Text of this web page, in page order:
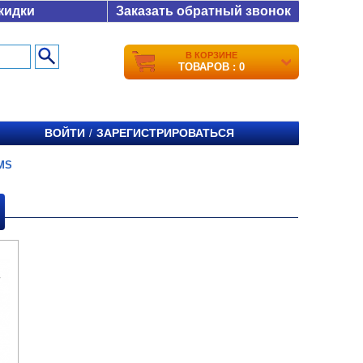
Заказать обратный звонок
В КОРЗИНЕ
ТОВАРОВ : 0
ВОЙТИ / ЗАРЕГИСТРИРОВАТЬСЯ